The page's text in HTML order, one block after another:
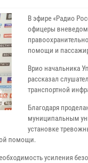
В эфире «Радио
офицеры
помощи и
Врио начальника
рассказал
транспортной
Благодаря
муниципальным
установке
помощи.
усиления